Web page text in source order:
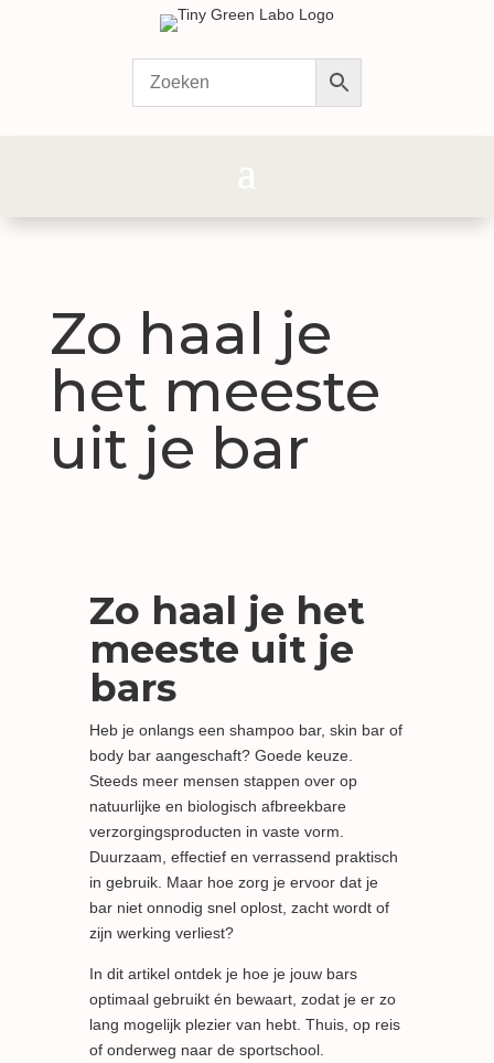
Zo haal je
het meeste
uit je bar
Zo haal je het
meeste uit je
bars
Heb je onlangs een shampoo bar, skin bar of
body bar aangeschaft? Goede keuze.
Steeds meer mensen stappen over op
natuurlijke en biologisch afbreekbare
verzorgingsproducten in vaste vorm.
Duurzaam, effectief en verrassend praktisch
in gebruik. Maar hoe zorg je ervoor dat je
bar niet onnodig snel oplost, zacht wordt of
zijn werking verliest?
In dit artikel ontdek je hoe je jouw bars
optimaal gebruikt én bewaart, zodat je er zo
lang mogelijk plezier van hebt. Thuis, op reis
of onderweg naar de sportschool.